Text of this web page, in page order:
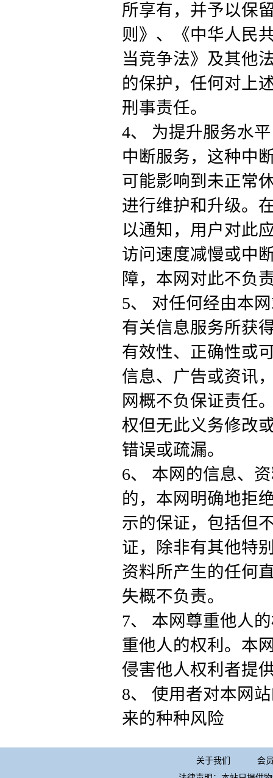
所享有，并予以保
则》、《中华人民
当竞争法》及其他
的保护，任何对上
刑事责任。
4、 为提升服务水
中断服务，这种中
可能影响到未正常
进行维护和升级。
以通知，用户对此
访问速度减慢或中
障，本网对此不负
5、 对任何经由本
有关信息服务所获
有效性、正确性或
信息、广告或资讯
网概不负保证责任
权但无此义务修改
错误或疏漏。
6、 本网的信息、
的，本网明确地拒
示的保证，包括但
证，除非有其他特
资料所产生的任何
失概不负责。
7、 本网尊重他人
重他人的权利。本
侵害他人权利者提
8、 使用者对本网
来的种种风险
关于我们
会